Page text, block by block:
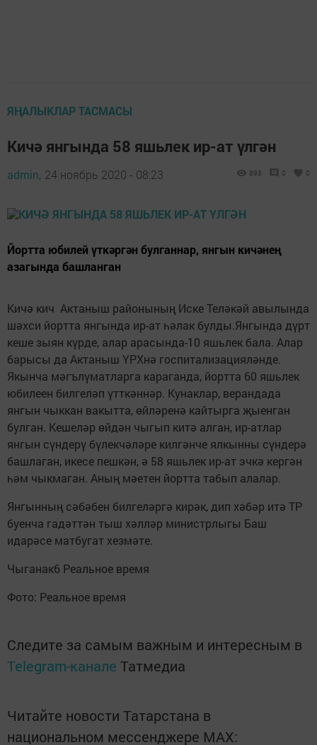
ЯҢАЛЫКЛАР ТАСМАСЫ
Кичә янгында 58 яшьлек ир-ат үлгән
admin, 24 ноябрь 2020 - 08:23 893 0 0
Йортта юбилей үткәргән булганнар, янгын кичәнең
азагында башланган
Кичә кич Актаныш районының Иске Теләкәй авылында
шәхси йортта янгында ир-ат һәлак булды.Янгында дүрт
кеше зыян күрде, алар арасында-10 яшьлек бала. Алар
барысы да Актаныш ҮРХнә госпитализацияләнде.
Якынча мәгълүматларга караганда, йортта 60 яшьлек
юбилеен билгеләп үтткәннәр. Кунаклар, верандада
янгын чыккан вакытта, өйләренә кайтырга җыенган
булган. Кешеләр өйдән чыгып китә алган, ир-атлар
янгын сүндерү бүлекчәләре килгәнче ялкынны сүндерә
башлаган, икесе пешкән, ә 58 яшьлек ир-ат эчкә кергән
һәм чыкмаган. Аның мәетен йортта табып алалар.
Янгынның сәбәбен билгеләргә кирәк, дип хәбәр итә ТР
буенча гадәттән тыш хәлләр министрлыгы Баш
идарәсе матбугат хезмәте.
Чыганак6 Реальное время
Фото: Реальное время
Следите за самым важным и интересным в
Telegram-канале Татмедиа
Читайте новости Татарстана в
национальном мессенджере MАХ: